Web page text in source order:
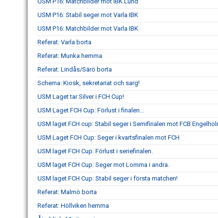
USM P16: Stabil seger mot Varla IBK
USM P16: Matchbilder mot Varla IBK
Referat: Varla borta
Referat: Munka hemma
Referat: Lindås/Särö borta
Schema: Kiosk, sekretariat och sarg!
USM Laget tar Silver i FCH Cup!
USM Laget FCH Cup: Förlust i finalen...
USM laget FCH cup: Stabil seger i Semifinalen mot FCB
USM Laget FCH Cup: Seger i kvartsfinalen mot FCH
USM laget FCH Cup: Förlust i seriefinalen.
USM laget FCH Cup: Seger mot Lomma i andra.
USM laget FCH Cup: Stabil seger i första matchen!
Referat: Malmö borta
Referat: Höllviken hemma